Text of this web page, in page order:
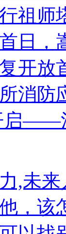
祖师
日，
开放
消防
启——
,未
，该